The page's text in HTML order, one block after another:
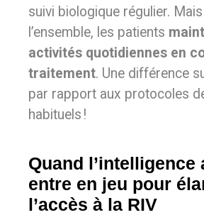
suivi biologique régulier.
l’ensemble, les patients
activités quotidiennes en
traitement. Une différence
par rapport aux protocoles
habituels !
Quand
entre en jeu pour
l’accès à la RIV